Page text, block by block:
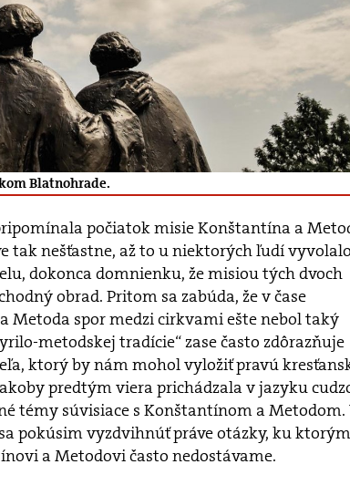
Blatnohrade.
počiatok misie Konštantína a
tak nešťastne, až to u niektorých ľudí vyvolalo
dokonca domnienku, že misiou tých dvoch
obrad. Pritom sa zabúda, že v čase
Metoda spor medzi cirkvami ešte nebol taký
metodskej tradície“ zase často zdôrazňuje
ktorý by nám mohol vyložiť pravú
predtým viera prichádzala v jazyku
témy súvisiace s Konštantínom a Metodom.
pokúsim vyzdvihnúť práve otázky, ku
a Metodovi často nedostávame.